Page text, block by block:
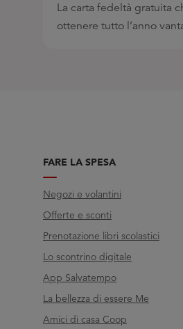
La carta fedeltà gratuita
ottenere tutto l’anno
FARE LA SPESA
Negozi e volantini
Offerte e sconti
Prenotazione libri scolastici
Lo scontrino digitale
App Salvatempo
La bellezza di essere Me
Amici di casa Coop